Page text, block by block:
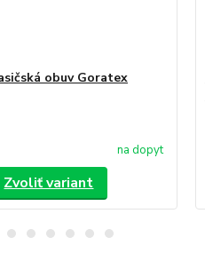
obuv Goratex
na dopyt
Zvoliť variant